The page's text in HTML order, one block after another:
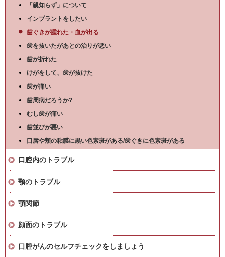
「親知らず」について
インプラントをしたい
歯ぐきが腫れた・血が出る
歯を抜いたがあとの治りが悪い
歯が折れた
けがをして、歯が抜けた
歯が痛い
歯周病だろうか?
むし歯が痛い
歯並びが悪い
口唇や頬の粘膜に黒い色素斑がある/歯ぐきに色素斑がある
口腔内のトラブル
顎のトラブル
顎関節
顔面のトラブル
口腔がんのセルフチェックをしましょう